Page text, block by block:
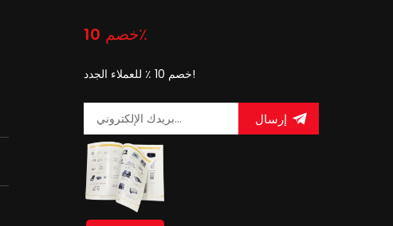
خصم 10٪
خصم 10 ٪ للعملاء الجدد!
إرسال